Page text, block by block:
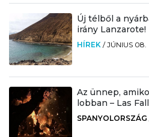
Új télből a
irány Lanzarote!
HÍREK /JÚNIUS 08.
Az ünnep,
lobban – Las
SPANYOLORSZÁG